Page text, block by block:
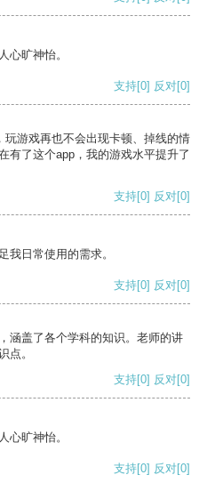
心旷神怡。
支持[0] 反对[0]
游戏再也不会出现卡顿、掉线的情
有了这个app，我的游戏水平提升了
支持[0] 反对[0]
我日常使用的需求。
支持[0] 反对[0]
涵盖了各个学科的知识。老师的讲
点。
支持[0] 反对[0]
心旷神怡。
支持[0] 反对[0]